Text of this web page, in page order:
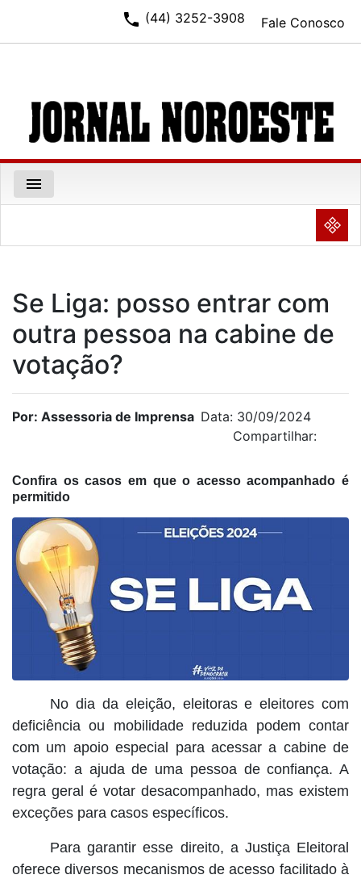
Fale Conosco
phone (44) 3252-3908
menu
NULL
Se Liga: posso entrar com
outra pessoa na cabine de
votação?
Por: Assessoria de Imprensa Data: 30/09/2024
Compartilhar:
Confira os casos em que o acesso acompanhado é
permitido
No dia da eleição, eleitoras e eleitores com
deficiência ou mobilidade reduzida podem contar
com um apoio especial para acessar a cabine de
votação: a ajuda de uma pessoa de confiança. A
regra geral é votar desacompanhado, mas existem
exceções para casos específicos.
Para garantir esse direito, a Justiça Eleitoral
oferece diversos mecanismos de acesso facilitado à